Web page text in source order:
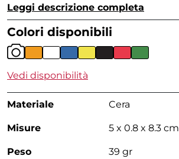
Leggi descrizione completa
Colori disponibili
Vedi disponibilità
Materiale Cera
Misure 5 x 0.8 x 8.3 cm
Peso 39 gr